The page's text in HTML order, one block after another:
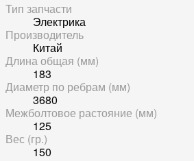
Тип запчасти
Электрика
Производитель
Китай
Длина общая (мм)
183
Диаметр по ребрам (мм)
3680
Межболтовое растояние (мм)
125
Вес (гр.)
150